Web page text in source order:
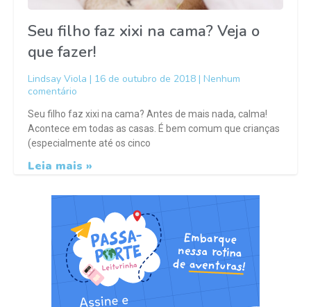
Seu filho faz xixi na cama? Veja o
que fazer!
Lindsay Viola 16 de outubro de 2018
Nenhum
comentário
Seu filho faz xixi na cama? Antes de mais nada, calma!
Acontece em todas as casas. É bem comum que crianças
(especialmente até os cinco
Leia mais »